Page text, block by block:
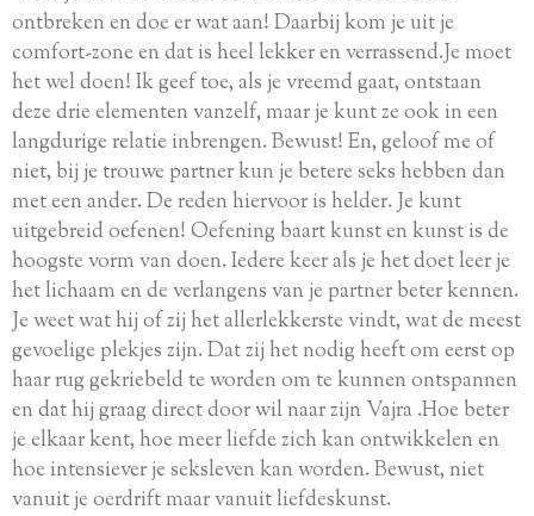
ontbreken en doe er wat aan! Daarbij kom je uit je
comfort-zone en dat is heel lekker en verrassend.Je moet
het wel doen! Ik geef toe, als je vreemd gaat, ontstaan
deze drie elementen vanzelf, maar je kunt ze ook in een
langdurige relatie inbrengen. Bewust! En, geloof me of
niet, bij je trouwe partner kun je betere seks hebben dan
met een ander. De reden hiervoor is helder. Je kunt
uitgebreid oefenen! Oefening baart kunst en kunst is de
hoogste vorm van doen. Iedere keer als je het doet leer je
het lichaam en de verlangens van je partner beter kennen.
Je weet wat hij of zij het allerlekkerste vindt, wat de meest
gevoelige plekjes zijn. Dat zij het nodig heeft om eerst op
haar rug gekriebeld te worden om te kunnen ontspannen
en dat hij graag direct door wil naar zijn Vajra .Hoe beter
je elkaar kent, hoe meer liefde zich kan ontwikkelen en
hoe intensiever je seksleven kan worden. Bewust, niet
vanuit je oerdrift maar vanuit liefdeskunst.